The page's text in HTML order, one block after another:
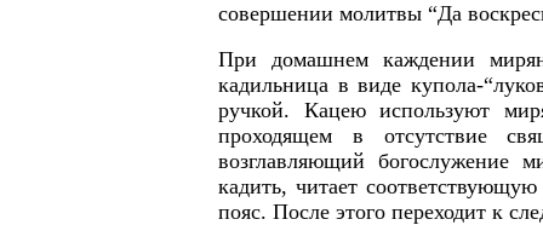
совершении молитвы “Да
При домашнем каждении
кадильница в виде купола-
ручкой. Кацею используют
проходящем в отсутствие
возглавляющий богослужение
кадить, читает
пояс. После этого переходит к